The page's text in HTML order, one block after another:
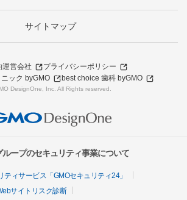
サイトマップ
運営会社
プライバシーポリシー
ック byGMO
best choice 歯科 byGMO
DesignOne, Inc. All Rights reserved.
ープのセキュリティ事業について
ィサービス「GMOセキュリティ24」
サイトリスク診断